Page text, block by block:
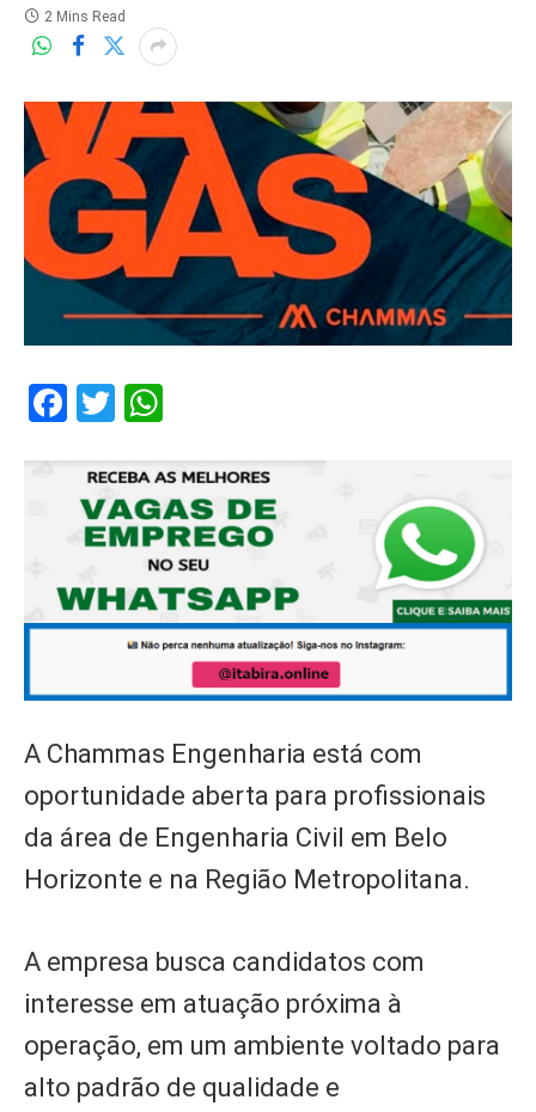
2 Mins Read
Facebook
Twitter
A Chammas Engenharia está com
oportunidade aberta para profissionais
da área de Engenharia Civil em Belo
Horizonte e na Região Metropolitana.
A empresa busca candidatos com
interesse em atuação próxima à
operação, em um ambiente voltado para
alto padrão de qualidade e